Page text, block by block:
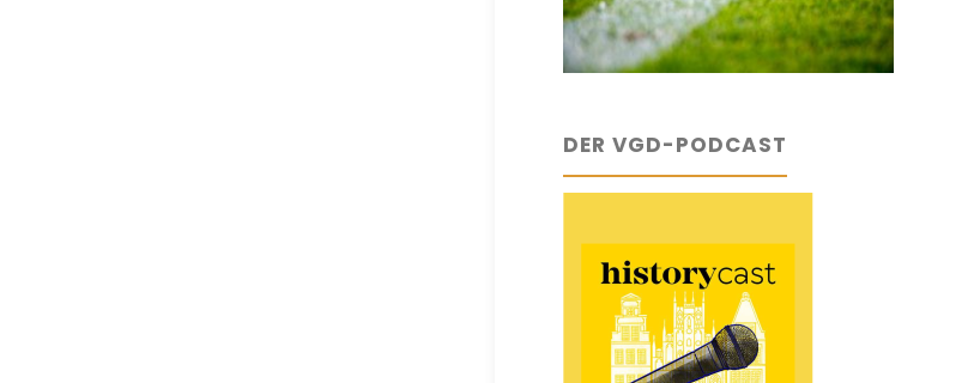
DER VGD-PODCAST